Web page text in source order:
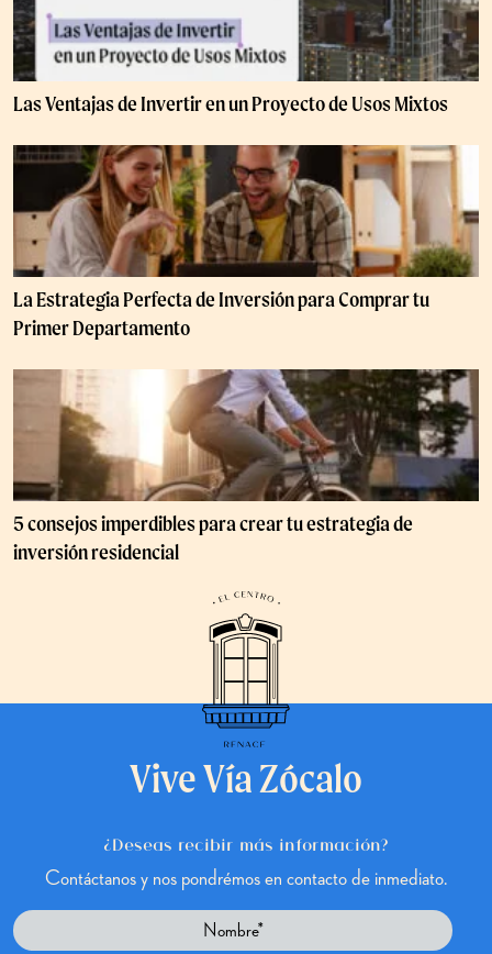
Las Ventajas de Invertir en un Proyecto de Usos Mixtos
La Estrategia Perfecta de Inversión para Comprar tu
Primer Departamento
5 consejos imperdibles para crear tu estrategia de
inversión residencial
Vive Vía Zócalo
¿Deseas recibir más información?
Contáctanos y nos pondrémos en contacto de inmediato.